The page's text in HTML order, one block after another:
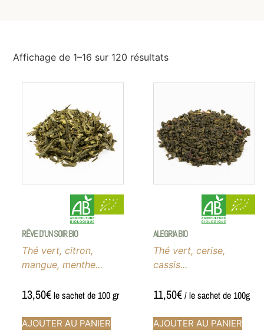
Affichage de 1–16 sur 120 résultats
RÊVE D’UN SOIR BIO
Thé vert, citron,
mangue, menthe...
13,50€le sachet de 100 gr
AJOUTER AU PANIER
ALEGRIA BIO
Thé vert, cerise,
cassis...
11,50€/ le sachet de 100g
AJOUTER AU PANIER